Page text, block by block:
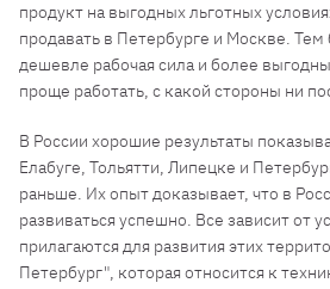
продукт на выгодных льготных
продавать в Петербурге и Москве. Тем
дешевле рабочая сила и более
проще работать, с какой стороны ни
В России хорошие результаты
Елабуге, Тольятти, Липецке и
раньше. Их опыт доказывает, что в
развиваться успешно. Все зависит от
прилагаются для развития этих
Петербург", которая относится к